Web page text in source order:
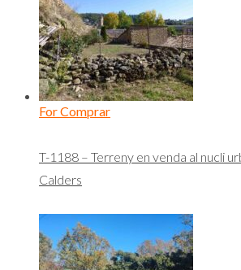
For Comprar
T-1188 – Terreny en venda al nucli
Calders